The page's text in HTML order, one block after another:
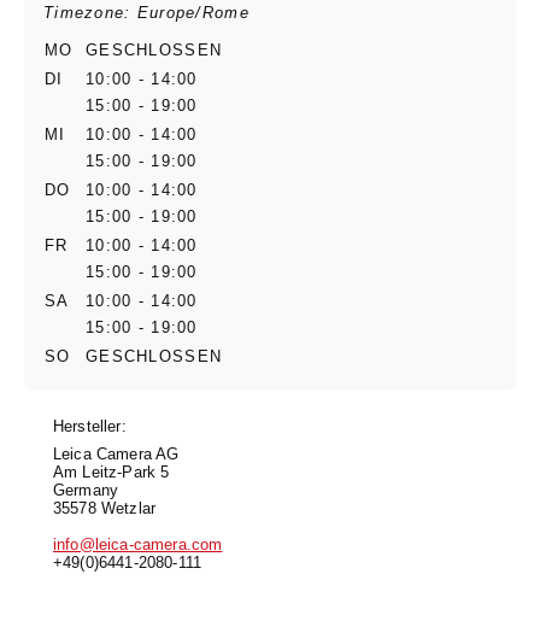
Timezone: Europe/Rome
MO
GESCHLOSSEN
DI
10:00 - 14:00
15:00 - 19:00
MI
10:00 - 14:00
15:00 - 19:00
DO
10:00 - 14:00
15:00 - 19:00
FR
10:00 - 14:00
15:00 - 19:00
SA
10:00 - 14:00
15:00 - 19:00
SO
GESCHLOSSEN
Hersteller:
Leica Camera AG
Am Leitz-Park 5
Germany
35578 Wetzlar
info@leica-camera.com
+49(0)6441-2080-111